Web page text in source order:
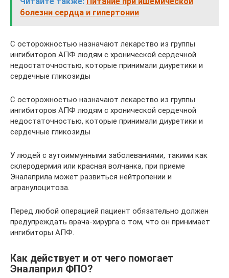
болезни сердца и гипертонии
С осторожностью назначают лекарство из группы
ингибиторов АПФ людям с хронической сердечной
недостаточностью, которые принимали диуретики и
сердечные гликозиды
С осторожностью назначают лекарство из группы
ингибиторов АПФ людям с хронической сердечной
недостаточностью, которые принимали диуретики и
сердечные гликозиды
У людей с аутоиммунными заболеваниями, такими как
склеродермия или красная волчанка, при приеме
Эналаприла может развиться нейтропении и
агранулоцитоза.
Перед любой операцией пациент обязательно должен
предупреждать врача-хирурга о том, что он принимает
ингибиторы АПФ.
Как действует и от чего помогает
Эналаприл ФПО?